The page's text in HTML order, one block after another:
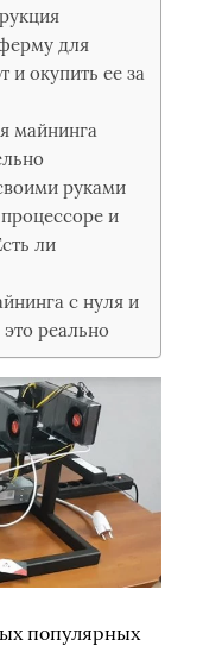
для
и окупить ее за
майнинга
руками
и
ли
с нуля и
реально
популярных